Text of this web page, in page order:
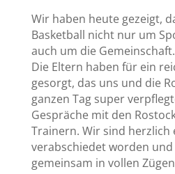
Wir haben heute gezeigt,
Basketball nicht nur um
auch um die Gemeinschaft.
Die Eltern haben für ein
gesorgt, das uns und die
ganzen Tag super
Gespräche mit den
Trainern. Wir sind herzlich
verabschiedet worden
gemeinsam in vollen